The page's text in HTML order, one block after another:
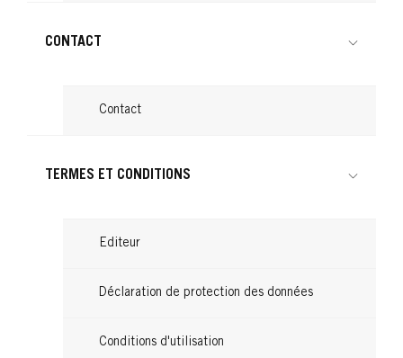
CONTACT
Contact
TERMES ET CONDITIONS
Editeur
Déclaration de protection des données
Conditions d'utilisation